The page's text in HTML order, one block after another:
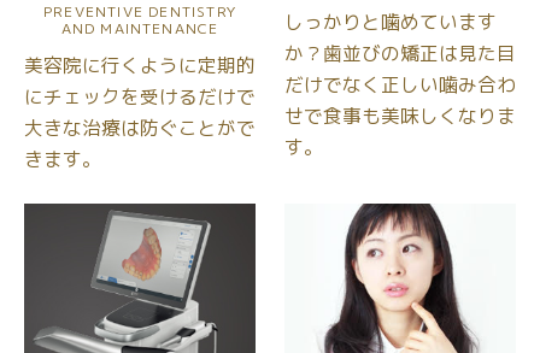
PREVENTIVE DENTISTRY
AND MAINTENANCE
美容院に行くように定期的
にチェックを受けるだけで
大きな治療は防ぐことがで
きます。
しっかりと噛めています
か？歯並びの矯正は見た目
だけでなく 正しい噛み合わ
せで食事も美味しくなりま
す。